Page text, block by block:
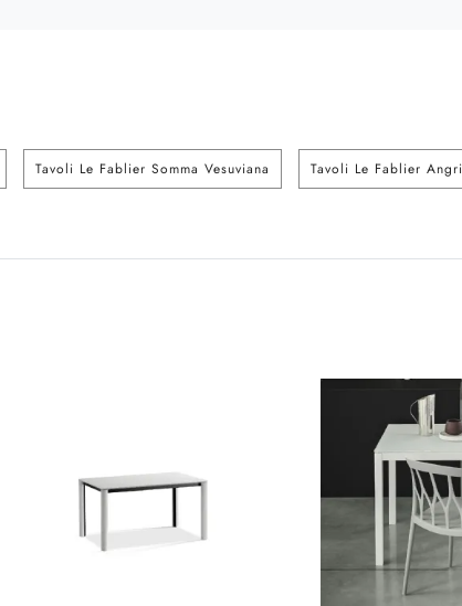
Tavoli Le Fablier Somma Vesuviana Tavoli Le Fablier Angri